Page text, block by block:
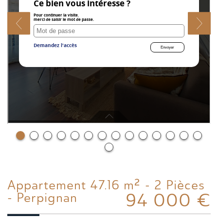
Appartement 47.16 m² - 2 Pièces
- Perpignan
94 000 €